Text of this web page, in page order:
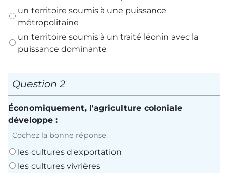
un territoire soumis à une puissance
métropolitaine
un territoire soumis à un traité léonin avec la
puissance dominante
Question 2
Économiquement, l'agriculture coloniale
développe :
Cochez la bonne réponse.
les cultures d'exportation
les cultures vivrières